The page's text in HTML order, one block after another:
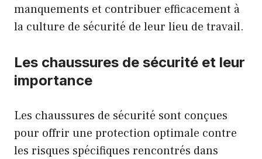
manquements et contribuer efficacement à
la culture de sécurité de leur lieu de travail.
Les chaussures de sécurité et leur
importance
Les chaussures de sécurité sont conçues
pour offrir une protection optimale contre
les risques spécifiques rencontrés dans